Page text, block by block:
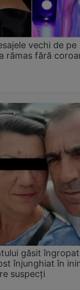
vechi de pe
rămas fără
găsit
înjunghiat în
suspecți